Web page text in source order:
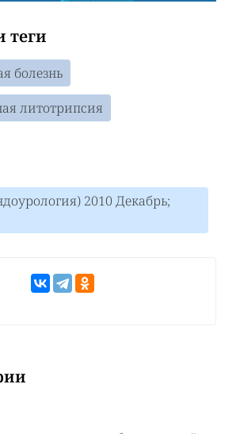
теги
болезнь
литотрипсия
2010 Декабрь;